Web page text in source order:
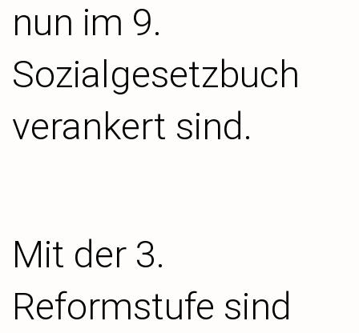
nun im 9.
Sozialgesetzbuch
verankert sind.
Mit der 3.
Reformstufe sind